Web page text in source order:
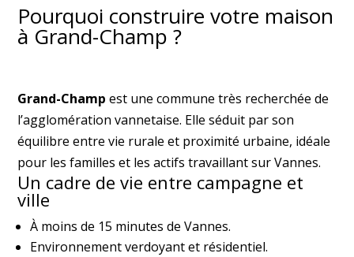
Pourquoi construire votre maison
à Grand-Champ ?
Grand-Champ est une commune très recherchée de
l’agglomération vannetaise. Elle séduit par son
équilibre entre vie rurale et proximité urbaine, idéale
pour les familles et les actifs travaillant sur Vannes.
Un cadre de vie entre campagne et
ville
À moins de 15 minutes de Vannes.
Environnement verdoyant et résidentiel.